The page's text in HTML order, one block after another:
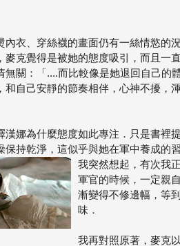
內衣、穿絲襪的畫面仍有一絲情慾的況
麥克覺得是被她的態度吸引，而且一
無關：「....而比較像是她退回自己的
和自己安靜的節奏相伴，心神不擾，
漢娜為什麼態度如此專注．只是書裡
保持乾淨，這似乎與她在軍中養成的
我突然想起，有次我
軍官的時候，一定親
漸變得不修邊幅，等
味．
我再對照原著，麥克